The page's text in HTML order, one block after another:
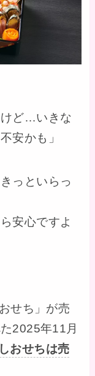
けど…いきな
安かも」
っといらっ
安心ですよ
せち」が売
2025年11月
おせちは売